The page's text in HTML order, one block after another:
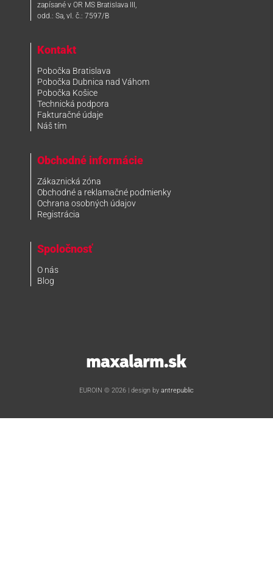
zapísané v OR MS Bratislava III,
odd.: Sa, vl. č.: 7597/B
Kontakt
Pobočka Bratislava
Pobočka Dubnica nad Váhom
Pobočka Košice
Technická podpora
Fakturačné údaje
Náš tím
Obchodné informácie
Zákaznická zóna
Obchodné a reklamačné podmienky
Ochrana osobných údajov
Registrácia
Spoločnosť
O nás
Blog
www.maxalarm.sk
EUROIN © 2026 | design by antrepublic